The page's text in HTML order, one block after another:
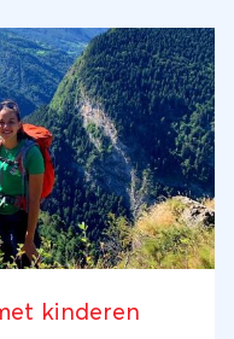
kinderen